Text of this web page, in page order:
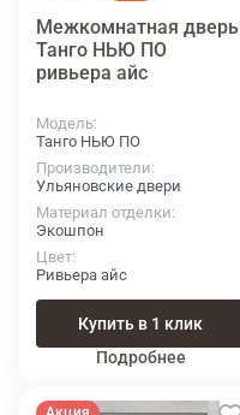
Межкомнатная дверь
Танго НЬЮ ПО
ривьера айс
Модель
Танго НЬЮ ПО
Производители
Ульяновские двери
Материал отделки
Экошпон
Цвет
Ривьера айс
Купить в 1 клик
Подробнее